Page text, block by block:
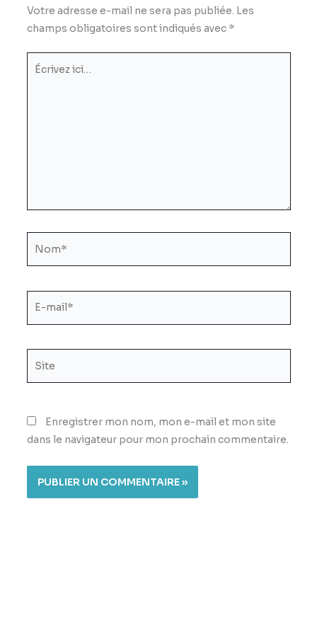
Votre adresse e-mail ne sera pas publiée. Les
champs obligatoires sont indiqués avec *
Écrivez
Enregistrer mon nom, mon e-mail et mon site
dans le navigateur pour mon prochain commentaire.